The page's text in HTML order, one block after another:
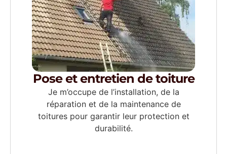
Pose et entretien de toiture
Je m’occupe de l’installation, de la
réparation et de la maintenance de
toitures pour garantir leur protection et
durabilité.